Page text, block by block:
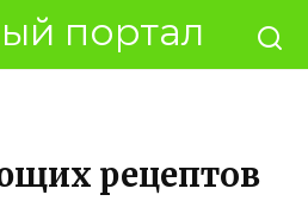
портал
рецептов